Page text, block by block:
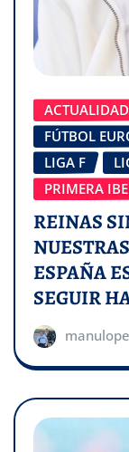
ACTUALIDAD
FÚTBOL
LIGA F
PRIMERA
REINAS
ESPAÑA
SEGUIR